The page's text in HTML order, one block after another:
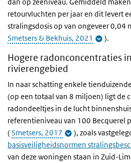
retourvluchten per jaar en dit levert
stralingsdosis op van ongeveer 0,04
Smetsers & Bekhuis, 2021
).
Hogere radonconcentraties
rivierengebied
In naar schatting enkele
(op een totaal van 8 miljoen) ligt de
radondeeltjes in de lucht
referentieniveau van 100 Becquerel
( Smetsers, 2017 ), zoals
basisveiligheidsnormen
van deze woningen staan in Zuid-